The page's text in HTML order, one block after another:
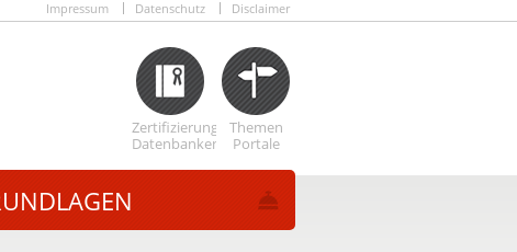
Impressum Datenschutz Disclaimer
Zertifizierungs
Datenbanken
Themen
Portale